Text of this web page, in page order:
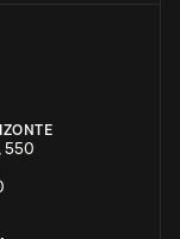
550